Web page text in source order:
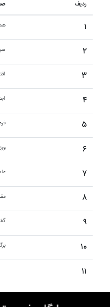
ردیف
۱
۲
۳
۴
۵
۶
۷
۸
۹
۱۰
۱۱